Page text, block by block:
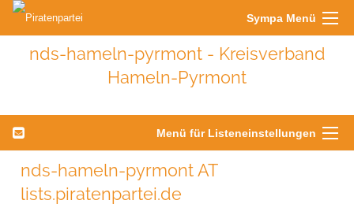
Sympa Menü
nds-hameln-pyrmont - Kreisverband
Hameln-Pyrmont
Menü für Listeneinstellungen
nds-hameln-pyrmont AT
lists.piratenpartei.de